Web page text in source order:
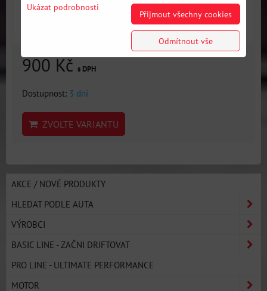
900 Kčs DPH
Dostupnost: 3 dni
ZVOLTE VARIANTU
AKCE / NOVÉ PRODUKTY
HLEDAT PODLE AUTA
VÝROBCI
BASIC LINE - ZAČNI DRIFTOVAT
PRO LINE - ULTIMATE PERFORMANCE
MOTOR
Ukázat podrobnosti
Přijmout všechny cookies
Odmítnout vše